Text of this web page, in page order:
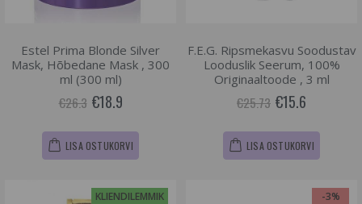
Estel Prima Blonde Silver
Mask, Hõbedane Mask , 300
ml (300 ml)
€26.3 €18.9
LISA OSTUKORVI
F.E.G. Ripsmekasvu Soodustav
Looduslik Seerum, 100%
Originaaltoode , 3 ml
€25.73 €15.6
LISA OSTUKORVI
KLIENDILEMMIK
-3%